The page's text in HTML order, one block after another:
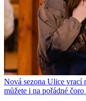
Nová sezona Ulice vrací
můžete i na pořádné